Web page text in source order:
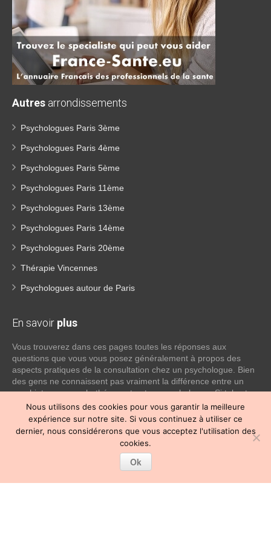
Autres arrondissements
Psychologues Paris 3ème
Psychologues Paris 4ème
Psychologues Paris 5ème
Psychologues Paris 11ème
Psychologues Paris 13ème
Psychologues Paris 14ème
Psychologues Paris 20ème
Thérapie Vincennes
Psychologues autour de Paris
En savoir plus
Vous trouverez dans ces pages toutes les réponses aux
questions que vous vous posez généralement à propos des
aspects pratiques de la consultation chez un psychologue. Bien
des gens ne connaissent pas vraiment la différence entre un
psychiatre, un psychothérapeute et un psychologue. Si tel est
votre cas, voici quelques définitions qui devraient clarifier les
choses, n’hésitez pas à nous contacter:
Lire la suite
Nous utilisons des cookies pour vous garantir la meilleure
expérience sur notre site. Si vous continuez à utiliser ce
dernier, nous considérerons que vous acceptez l'utilisation des
cookies.
Ok